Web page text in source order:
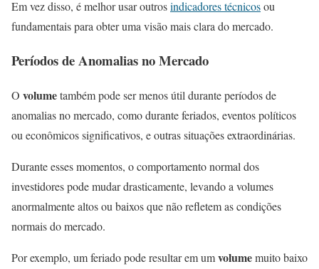
Em vez disso, é melhor usar outrosindicadores técnicosou
fundamentais para obter uma visão mais clara do mercado.
Períodos de Anomalias no Mercado
O volumetambém pode ser menos útil durante períodos de
anomalias no mercado, como durante feriados, eventos políticos
ou econômicos significativos, e outras situações extraordinárias.
Durante esses momentos, o comportamento normal dos
investidores pode mudar drasticamente, levando a volumes
anormalmente altos ou baixos que não refletem as condições
normais do mercado.
Por exemplo, um feriado pode resultar em umvolumemuito baixo